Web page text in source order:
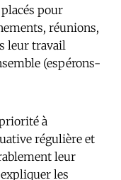
pour
réunions,
leur travail
(espérons-
à
régulière et
leur
les